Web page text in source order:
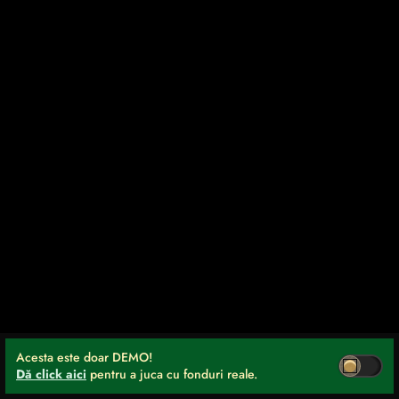
Acesta este doar DEMO!
Dă click aici pentru a juca cu fonduri reale.